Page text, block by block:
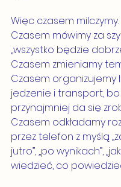
Więc czasem milczymy.
Czasem mówimy za
„wszystko będzie
Czasem zmieniamy
Czasem organizujemy
jedzenie i transport,
przynajmniej da się
Czasem odkładamy
przez telefon z myślą
jutro”, „po wynikach”,
wiedzieć, co